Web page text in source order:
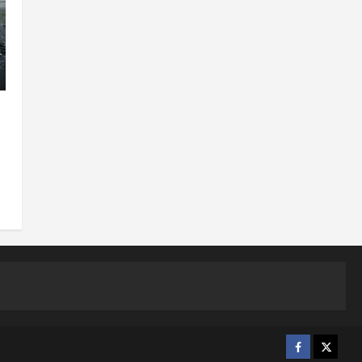
Facebook
X